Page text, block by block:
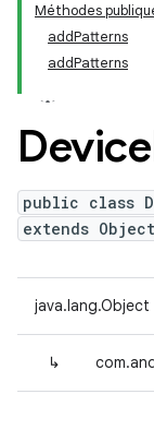
Méthodes
addPatterns
addPatterns
Device
public class
extends Object
java.lang.Object
↳